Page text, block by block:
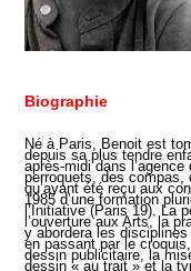
Biographie
Né à Paris, Benoit est
depuis sa plus tendre
après-midi dans
perroquets, des
qu’ayant été reçu aux
1985 d’une formation
l’Initiative (Paris 19). La
l’ouverture aux Arts, la
y abordera les disciplines
en passant par le
dessin publicitaire, la
dessin « au trait » et la